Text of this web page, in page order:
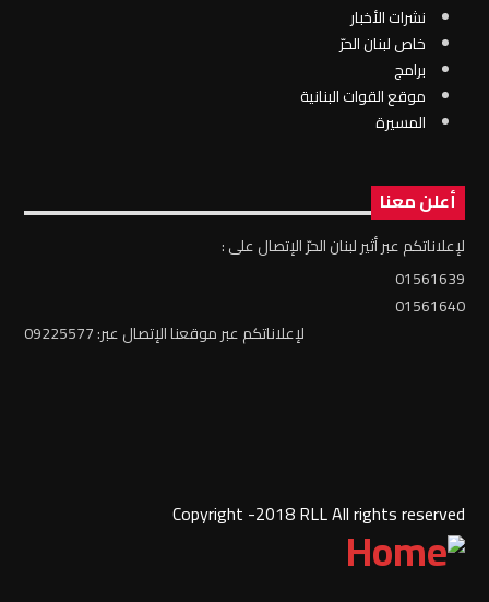
نشرات الأخبار
خاص لبنان الحرّ
برامج
موقع القوات البنانية
المسيرة
أعلن معنا
لإعلاناتكم عبر أثير لبنان الحرّ الإتصال على :
01561639
01561640
لإعلاناتكم عبر موقعنا الإتصال عبر: 09225577
Copyright -2018 RLL All rights reserved